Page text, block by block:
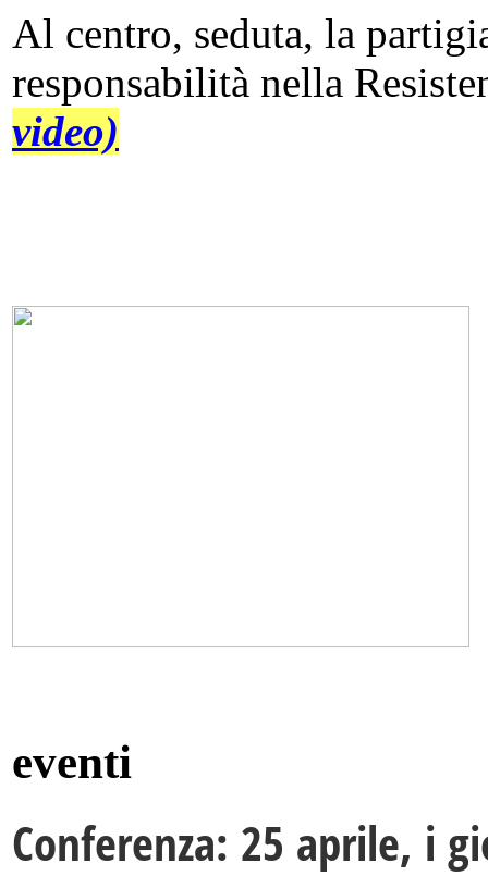
Al centro, seduta, la
responsabilità nella
video)
eventi
Conferenza: 25 aprile, i